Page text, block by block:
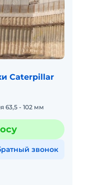
Caterpillar
звонок